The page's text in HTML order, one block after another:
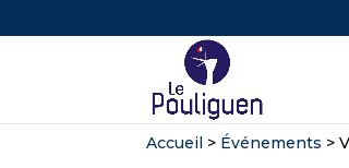
Accueil > Événements >